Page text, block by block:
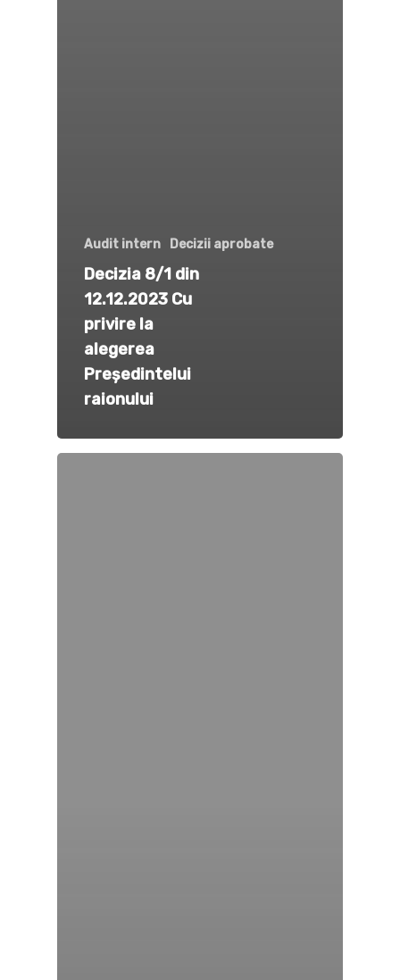
Audit intern Decizii aprobate
Decizia 8/1 din
12.12.2023 Cu
privire la
alegerea
Preşedintelui
raionului